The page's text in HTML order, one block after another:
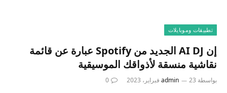
تطبيقات وموبايلات
إن AI DJ الجديد من Spotify عبارة عن قائمة
نقاشية منسقة لأذواقك الموسيقية
بواسطة admin 23 فبراير، 2023 0